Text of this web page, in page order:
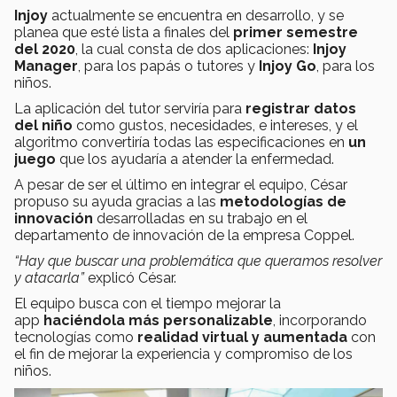
Injoy actualmente se encuentra en desarrollo, y se
planea que esté lista a finales del primer semestre
del 2020, la cual consta de dos aplicaciones: Injoy
Manager, para los papás o tutores y Injoy Go, para los
niños.
La aplicación del tutor serviría para registrar datos
del niño como gustos, necesidades, e intereses, y el
algoritmo convertiría todas las especificaciones en un
juego que los ayudaría a atender la enfermedad.
A pesar de ser el último en integrar el equipo, César
propuso su ayuda gracias a las metodologías de
innovación desarrolladas en su trabajo en el
departamento de innovación de la empresa Coppel.
“Hay que buscar una problemática que queramos resolver
y atacarla”explicó César.
El equipo busca con el tiempo mejorar la
app haciéndola más personalizable, incorporando
tecnologías como realidad virtual y aumentada con
el fin de mejorar la experiencia y compromiso de los
niños.